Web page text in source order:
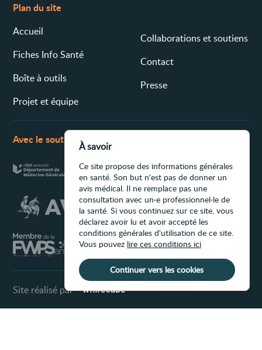
Plan du site
Accueil
Fiches Info Santé
Boîte à outils
Projet et équipe
Collaborations et soutiens
Contact
Presse
Avec le soutien de
Site réalisé par
À savoir
Ce site propose des informations générales
en santé. Son but n'est pas de donner un
avis médical. Il ne remplace pas une
consultation avec un·e professionnel·le de
la santé. Si vous continuez sur ce site, vous
déclarez avoir lu et avoir accepté les
conditions générales d'utilisation de ce site.
Vous pouvez lire ces conditions ici
Continuer vers les cookies